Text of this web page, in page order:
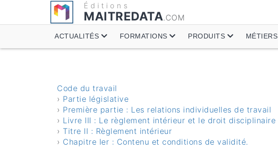
Éditions
MAITREDATA.COM
ACTUALITÉS FORMATIONS PRODUITS MÉTIERS
Code du travail
› Partie législative
› Première partie : Les relations individuelles de travail
› Livre III : Le règlement intérieur et le droit disciplinaire
› Titre II : Règlement intérieur
› Chapitre Ier : Contenu et conditions de validité.